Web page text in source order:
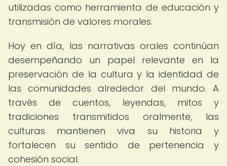
utilizadas como herramienta de educación y
transmisión de valores morales.
Hoy en día, las narrativas orales continúan
desempeñando un papel relevante en la
preservación de la cultura y la identidad de
las comunidades alrededor del mundo. A
través de cuentos, leyendas, mitos y
tradiciones transmitidos oralmente, las
culturas mantienen viva su historia y
fortalecen su sentido de pertenencia y
cohesión social.